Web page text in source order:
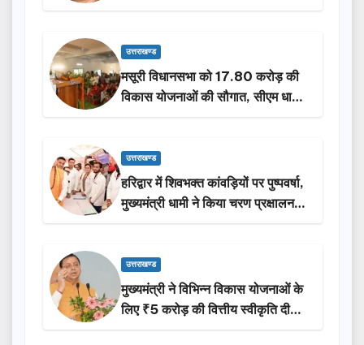
होंगी सम्मानित…
उत्तराखण्ड
मसूरी विधानसभा को 17.80 करोड़ की
विकास योजनाओं की सौगात, सीएम धामी
ने किया लोकार्पण-शिलान्यास.
उत्तराखण्ड
हरिद्वार में शिवभक्त कांवड़ियों पर पुष्पवर्षा,
मुख्यमंत्री धामी ने किया चरण प्रक्षालन…
उत्तराखण्ड
मुख्यमंत्री ने विभिन्न विकास योजनाओं के
लिए ₹5 करोड़ की वित्तीय स्वीकृति दी…